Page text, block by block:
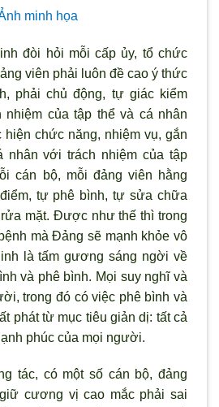
minh họa
đòi hỏi mỗi cấp ủy, tổ chức
viên phải luôn đề cao ý thức
phải chủ động, tự giác kiểm
nhiệm của tập thể và cá nhân
hiện chức năng, nhiệm vụ, gắn
nhân với trách nhiệm của tập
cán bộ, mỗi đảng viên hằng
tự phê bình, tự sửa chữa
mặt. Được như thế thì trong
mà Đảng sẽ mạnh khỏe vô
là tấm gương sáng ngời về
và phê bình. Mọi suy nghĩ và
trong đó có việc phê bình và
phát từ mục tiêu giản dị: tất cả
phúc của mọi người.
tác, có một số cán bộ, đảng
cương vị cao mắc phải sai